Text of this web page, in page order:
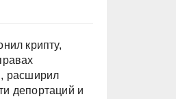
крипту,
расширил
депортаций и